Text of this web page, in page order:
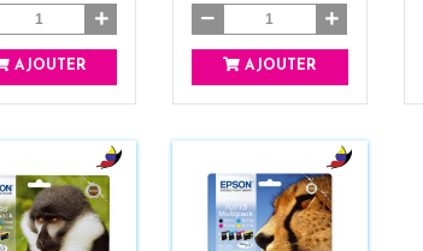
AJOUTER AJOUTER
b
a
b
l
a